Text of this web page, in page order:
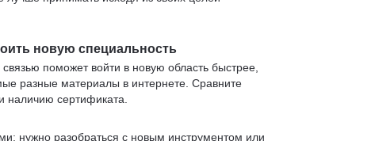
новую специальность
поможет войти в новую область быстрее,
разные материалы в интернете. Сравните
наличию сертификата.
нужно разобраться с новым инструментом или